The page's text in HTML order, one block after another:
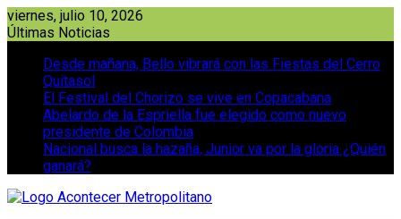
Saltar
al
viernes, julio 10, 2026
Últimas Noticias
Desde mañana, Bello vibrará con las Fiestas del Cerro
Quitasol
El Festival del Chorizo se vive en Copacabana
Abelardo de la Espriella fue elegido como nuevo
presidente de Colombia
Nacional busca la hazaña, Junior va por la gloria ¿Quién
ganará?